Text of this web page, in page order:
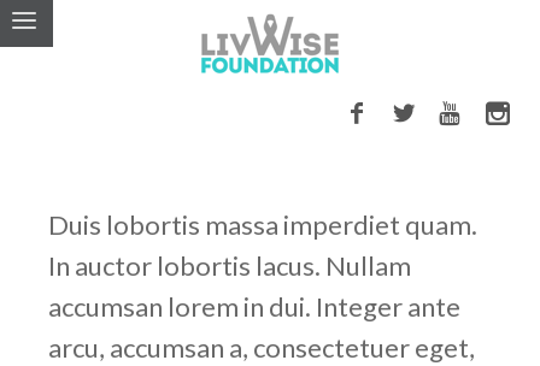
CONUBIA NOSTRA
Duis lobortis massa imperdiet quam.
In auctor lobortis lacus. Nullam
accumsan lorem in dui. Integer ante
arcu, accumsan a, consectetuer eget,